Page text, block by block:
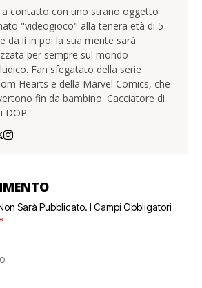
a contatto con uno strano oggetto
"videogioco" alla tenera età di 5
da lì in poi la sua mente sarà
per sempre sul mondo
Fan sfegatato della serie
Hearts e della Marvel Comics, che
fin da bambino. Cacciatore di
DOP.
Sarà Pubblicato. I Campi Obbligatori